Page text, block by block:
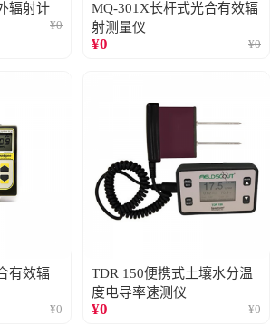
辐射计
¥0
MQ-301X长杆式光合有效辐
射测量仪
¥0 ¥0
有效辐
¥0
TDR 150便携式土壤水分温
度电导率速测仪
¥0 ¥0